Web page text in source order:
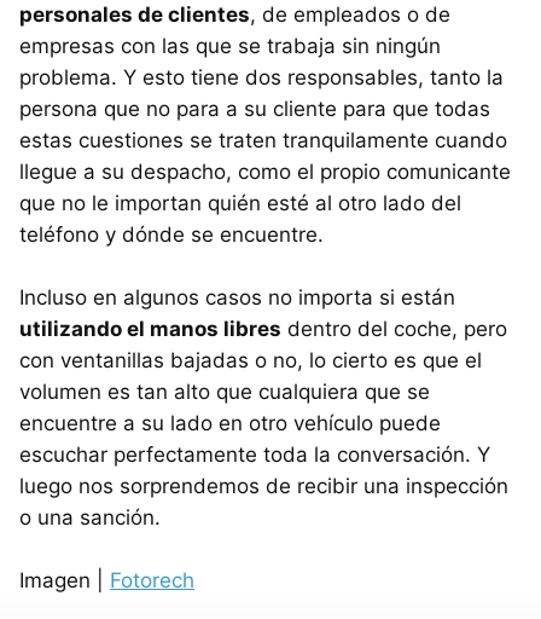
personales de clientes, de empleados o de
empresas con las que se trabaja sin ningún
problema. Y esto tiene dos responsables, tanto la
persona que no para a su cliente para que todas
estas cuestiones se traten tranquilamente cuando
llegue a su despacho, como el propio comunicante
que no le importan quién esté al otro lado del
teléfono y dónde se encuentre.
Incluso en algunos casos no importa si están
utilizando el manos libres dentro del coche, pero
con ventanillas bajadas o no, lo cierto es que el
volumen es tan alto que cualquiera que se
encuentre a su lado en otro vehículo puede
escuchar perfectamente toda la conversación. Y
luego nos sorprendemos de recibir una inspección
o una sanción.
Imagen | Fotorech